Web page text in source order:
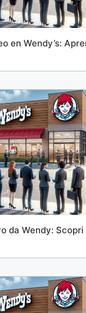
en Wendy’s:
da Wendy: Scopri